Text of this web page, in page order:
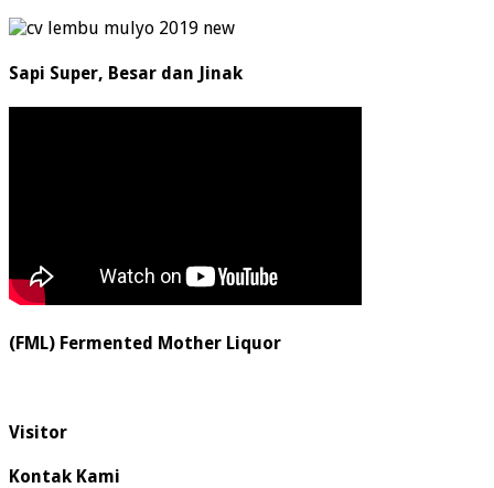
Sapi Super, Besar dan Jinak
(FML) Fermented Mother Liquor
Visitor
Kontak Kami